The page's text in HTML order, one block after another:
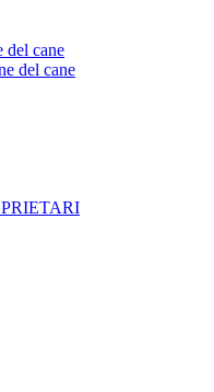
del cane
del cane